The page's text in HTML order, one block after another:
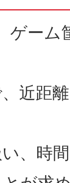
ゲーム
近距
、時